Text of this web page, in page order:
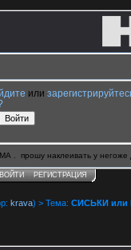
или
. прошу наклеивать у негоже
ВОЙТИ РЕГИСТРАЦИЯ
krava) > Тема: СИСЬКИ или